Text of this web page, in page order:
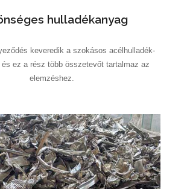
hulladékanyag
keveredik a szokásos acélhulladék-
és ez a rész több összetevőt tartalmaz az
elemzéshez.